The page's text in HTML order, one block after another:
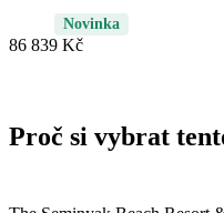
Novinka
86 839 Kč
Proč si vybrat